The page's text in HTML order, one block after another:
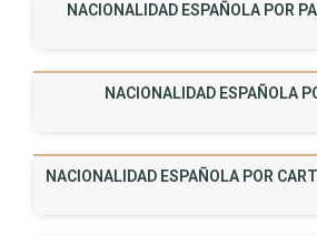
NACIONALIDAD ESPAÑOLA POR
NACIONALIDAD ESPAÑOLA
NACIONALIDAD ESPAÑOLA POR